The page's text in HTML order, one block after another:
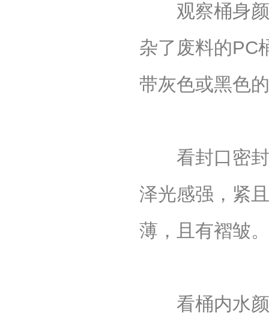
发布日期：2018-06-28
2015年飞翔水质量检测报告 发布日期：2018-06-28
发布日期：2024-03-15
观察桶身颜
杂了废料的PC
带灰色或黑色
看封口密封
泽光感强，紧
薄，且有褶皱。
看桶内水颜